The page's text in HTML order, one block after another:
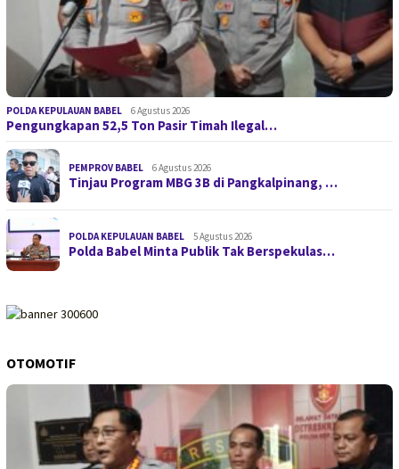
POLDA KEPULAUAN BABEL 6 Agustus 2026
Pengungkapan 52,5 Ton Pasir Timah Ilegal…
PEMPROV BABEL 6 Agustus 2026
Tinjau Program MBG 3B di Pangkalpinang, …
POLDA KEPULAUAN BABEL 5 Agustus 2026
Polda Babel Minta Publik Tak Berspekulas…
OTOMOTIF